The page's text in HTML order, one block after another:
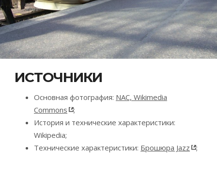
ИСТОЧНИКИ
Основная фотография: NAC, Wikimedia
Commons
;
История и технические характеристики:
Wikipedia;
Технические характеристики: Брошюра Jazz ;